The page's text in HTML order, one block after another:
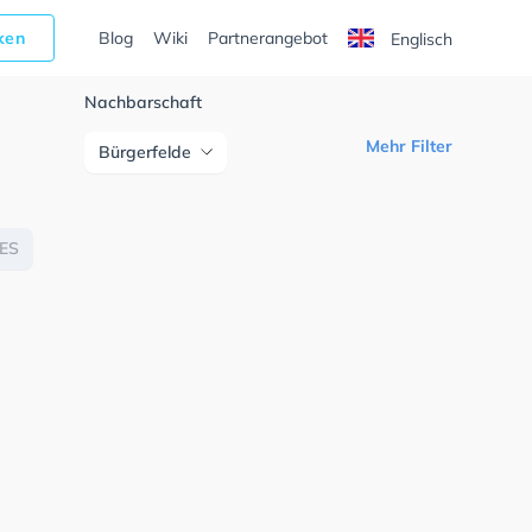
Blog Wiki Partnerangebot Englisch
Nachbarschaft
Bürgerfelde Mehr Filter